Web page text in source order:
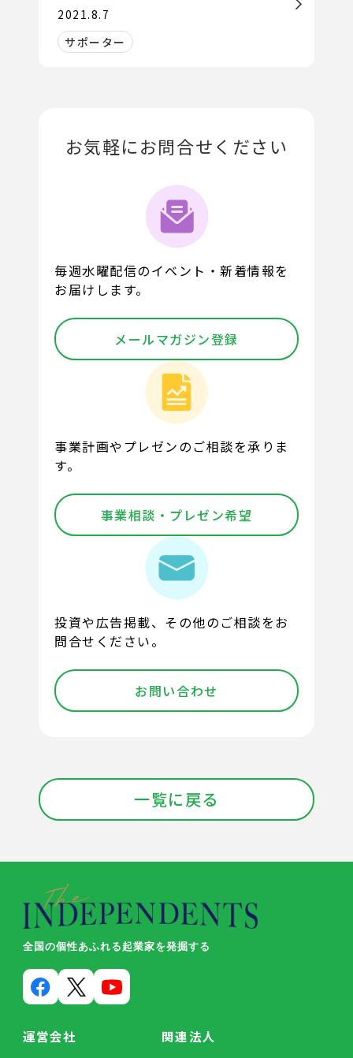
2021.8.7
サポーター
お気軽にお問合せください
毎週水曜配信のイベント・新着情報を
お届けします。
メールマガジン登録
事業計画やプレゼンのご相談を承りま
す。
事業相談・プレゼン希望
投資や広告掲載、その他のご相談をお
問合せください。
お問い合わせ
一覧に戻る
全国の個性あふれる起業家を発掘する
運営会社 関連法人